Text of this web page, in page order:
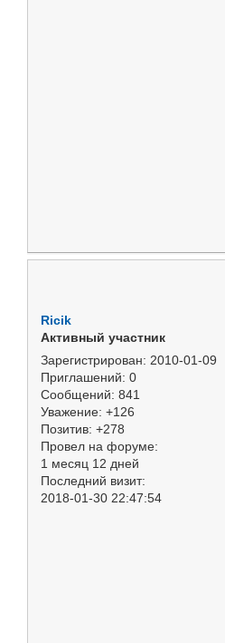
Ricik
Активный участник
Зарегистрирован: 2010-01-09
Приглашений: 0
Сообщений: 841
Уважение: +126
Позитив: +278
Провел на форуме:
1 месяц 12 дней
Последний визит:
2018-01-30 22:47:54